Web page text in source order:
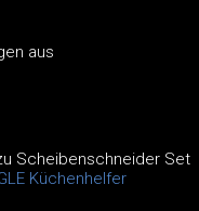
aus
Scheibenschneider Set
Küchenhelfer